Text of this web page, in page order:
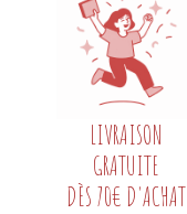
LIVRAISON
GRATUITE
DÈS 70€ D'ACHAT